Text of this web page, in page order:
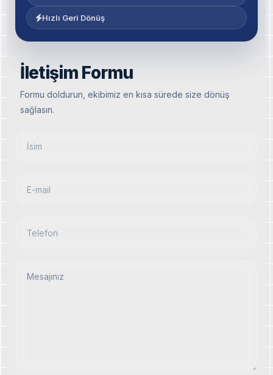
Hızlı Geri Dönüş
İletişim Formu
Formu doldurun, ekibimiz en kısa sürede size dönüş
sağlasın.